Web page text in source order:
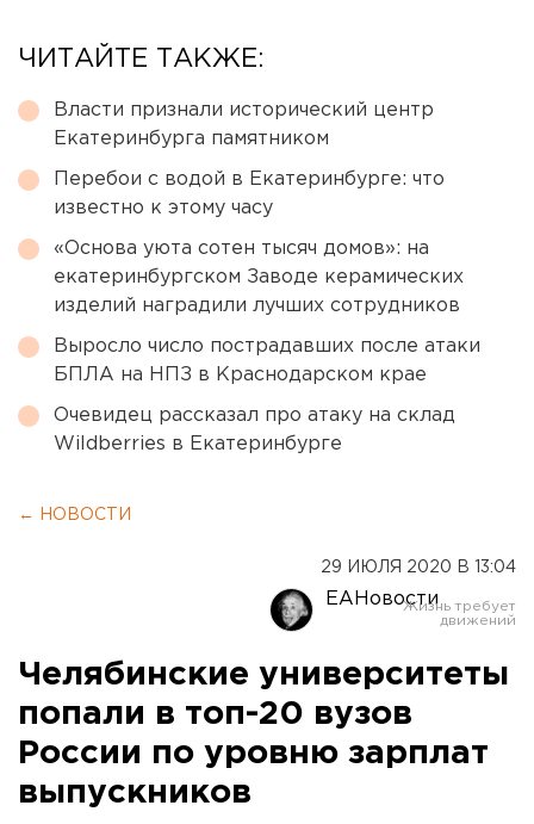
ЧИТАЙТЕ ТАКЖЕ:
Власти признали исторический центр
Екатеринбурга памятником
Перебои с водой в Екатеринбурге: что
известно к этому часу
«Основа уюта сотен тысяч домов»: на
екатеринбургском Заводе керамических
изделий наградили лучших сотрудников
Выросло число пострадавших после атаки
БПЛА на НПЗ в Краснодарском крае
Очевидец рассказал про атаку на склад
Wildberries в Екатеринбурге
← НОВОСТИ
29 ИЮЛЯ 2020 В 13:04
ЕАНовости
Челябинские университеты
попали в топ-20 вузов
России по уровню зарплат
выпускников